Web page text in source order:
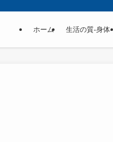
ホーム 生活の質-身体-